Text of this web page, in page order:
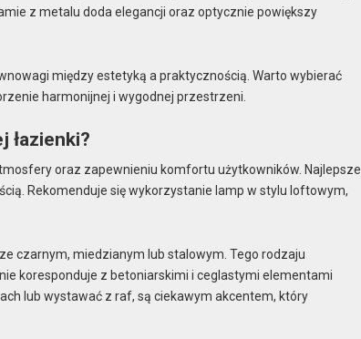
z metalu doda elegancji oraz optycznie powiększy
między estetyką a praktycznością. Warto wybierać
harmonijnej i wygodnej przestrzeni.
łazienki?
oraz zapewnieniu komfortu użytkowników. Najlepsze
Rekomenduje się wykorzystanie lamp w stylu loftowym,
czarnym, miedzianym lub stalowym. Tego rodzaju
koresponduje z betoniarskimi i ceglastymi elementami
lub wystawać z raf, są ciekawym akcentem, który